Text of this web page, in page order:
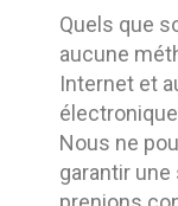
Quels que
aucune
Internet et
Nous ne
garantir